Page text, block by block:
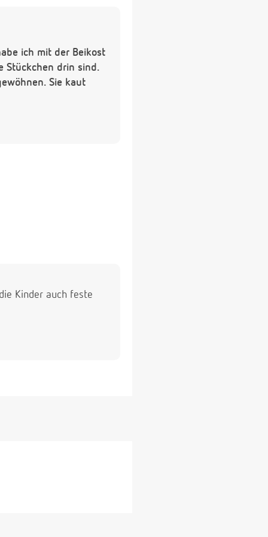
ich mit der Beikost
Stückchen drin sind.
Sie kaut
Kinder auch feste